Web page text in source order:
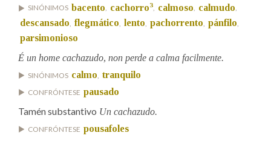
Contén
BUSCAR NO CONTIDO
Nas definicións
SINÓNIMOS bacento, cachorro3, calmoso, calmudo,
descansado flegmático lento pachorrento pánfilo
parsimonioso
É un home cachazudo, non perde a calma facilmente.
SINÓNIMOS calmo tranquilo
CONFRÓNTESE pausado
Tamén substantivo Un cachazudo.
CONFRÓNTESE pousafoles